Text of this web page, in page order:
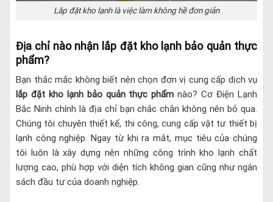
Lắp đặt kho lạnh là việc làm không hề đơn giản
Địa chỉ nào nhận lắp đặt kho lạnh bảo quản thực
phẩm?
Bạn thắc mắc không biết nên chọn đơn vị cung cấp dịch vụ
lắp đặt kho lạnh bảo quản thực phẩmnào? Cơ Điện Lạnh
Bắc Ninh chính là địa chỉ bạn chắc chắn không nên bỏ qua.
Chúng tôi chuyên thiết kế, thi công, cung cấp vật tư thiết bị
lạnh công nghiệp. Ngay từ khi ra mắt, mục tiêu của chúng
tôi luôn là xây dựng nên những công trình kho lạnh chất
lượng cao, phù hợp với diện tích không gian cũng như ngân
sách đầu tư của doanh nghiệp.